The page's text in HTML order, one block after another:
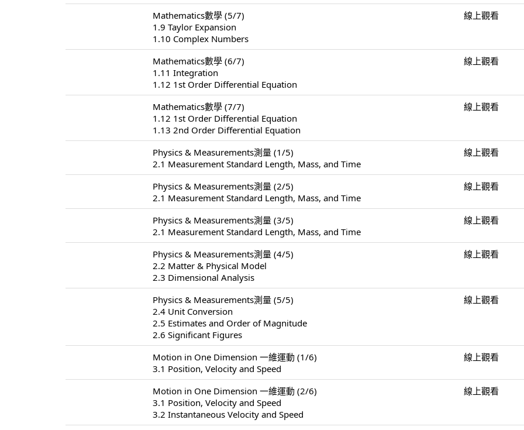
Mathematics數學 (5/7)
1.9 Taylor Expansion
1.10 Complex Numbers
線上觀看
Mathematics數學 (6/7)
1.11 Integration
1.12 1st Order Differential Equation
線上觀看
Mathematics數學 (7/7)
1.12 1st Order Differential Equation
1.13 2nd Order Differential Equation
線上觀看
Physics & Measurements測量 (1/5)
2.1 Measurement Standard Length, Mass, and Time
線上觀看
Physics & Measurements測量 (2/5)
2.1 Measurement Standard Length, Mass, and Time
線上觀看
Physics & Measurements測量 (3/5)
2.1 Measurement Standard Length, Mass, and Time
線上觀看
Physics & Measurements測量 (4/5)
2.2 Matter & Physical Model
2.3 Dimensional Analysis
線上觀看
Physics & Measurements測量 (5/5)
2.4 Unit Conversion
2.5 Estimates and Order of Magnitude
2.6 Significant Figures
線上觀看
Motion in One Dimension 一維運動 (1/6)
3.1 Position, Velocity and Speed
線上觀看
Motion in One Dimension 一維運動 (2/6)
3.1 Position, Velocity and Speed
3.2 Instantaneous Velocity and Speed
線上觀看